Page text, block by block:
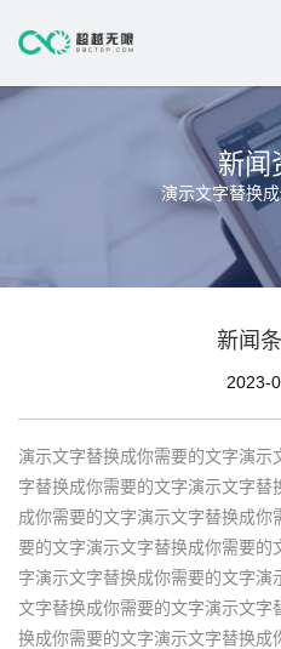
新闻
演示文字替换
新闻
2023-
演示文字替换成你需要的文字演
字替换成你需要的文字演示文字
成你需要的文字演示文字替换成
要的文字演示文字替换成你需要
字演示文字替换成你需要的文字
文字替换成你需要的文字演示文
换成你需要的文字演示文字替换